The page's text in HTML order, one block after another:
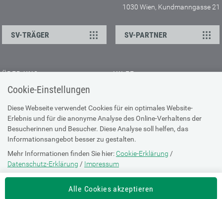
Cookie-Einstellungen
Diese Webseite verwendet Cookies für ein optimales Website-
Erlebnis und für die anonyme Analyse des Online-Verhaltens der
Besucherinnen und Besucher. Diese Analyse soll helfen, das
Informationsangebot besser zu gestalten.
Mehr Informationen finden Sie hier: Cookie-Erklärung /
Datenschutz-Erklärung / Impressum
Die Einstellung können Sie jederzeit auf der Seite "Cookie-Erklärung"
Alle Cookies akzeptieren
1030 Wien, Kundmanngasse 21
SV-TRÄGER SV-PARTNER
ÜBER UNS
Kontakt
Offene Stellen
Presse
HILFE
Browser-Info & Sicherheit
Hilfe zur Suche
Technische Unterstützung
DATENSCHUTZ
Cookie-Erklärung
Datenschutz-Erklärung